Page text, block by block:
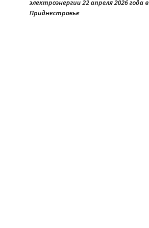
электроэнергии 22 апреля 2026 года в
Приднестровье